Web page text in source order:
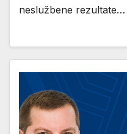
neslužbene rezultate…